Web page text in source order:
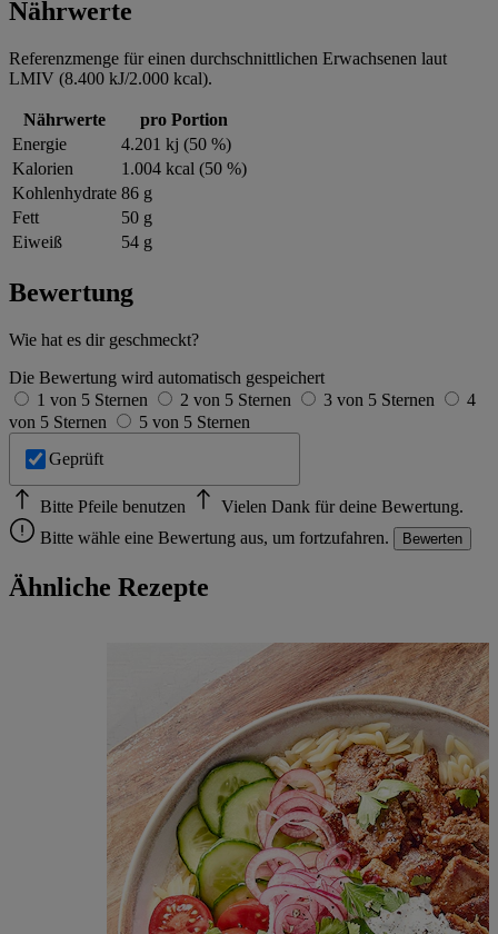
Nährwerte
Referenzmenge für einen durchschnittlichen Erwachsenen laut
LMIV (8.400 kJ/2.000 kcal).
Nährwerte
pro Portion
Energie
4.201 kj (50 %)
Kalorien
1.004 kcal (50 %)
Kohlenhydrate 86 g
Fett
50 g
Eiweiß
54 g
Bewertung
Wie hat es dir geschmeckt?
Die Bewertung wird automatisch gespeichert
1 von 5 Sternen
2 von 5 Sternen 3 von 5 Sternen
4
von 5 Sternen
5 von 5 Sternen
Geprüft
Bitte Pfeile benutzen
Vielen Dank für deine Bewertung.
Bitte wähle eine Bewertung aus, um fortzufahren.
Bewerten
Ähnliche Rezepte